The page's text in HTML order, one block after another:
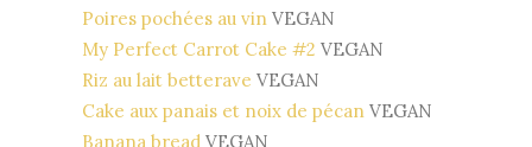
Poires pochées au vin VEGAN
My Perfect Carrot Cake #2 VEGAN
Riz au lait betterave VEGAN
Cake aux panais et noix de pécan VEGAN
Banana bread VEGAN